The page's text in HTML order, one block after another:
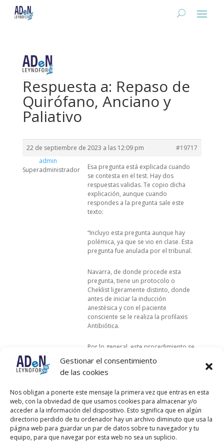
Gestionar el consentimiento
de las cookies
Nos obligan a ponerte este mensaje la primera vez que entras en esta
web, con la obviedad de que usamos cookies para almacenar y/o
acceder a la información del dispositivo. Esto significa que en algún
directorio perdido de tu ordenador hay un archivo diminuto que usa la
página web para guardar un par de datos sobre tu navegador y tu
equipo, para que navegar por esta web no sea un suplicio.
Respuesta a: Repaso de
Quirófano, Anciano y
Paliativo
22 de septiembre de 2023 a las 12:09 pm
#19717
admin
Superadministrador
Esa pregunta está explicada cuando
se contesta en el test. Hay dos
respuestas validas. Te copio dicha
explicación, aunque cuando
respondes a la pregunta sale este
texto:
“Incluyo esta pregunta aunque hay
polémica, ya que se vio en clase. Esta
pregunta fue anulada por el tribunal.
Navarra, de donde procede esta
pregunta, tiene un protocolo o
Cheklist ligeramente distinto, donde
antes de iniciar la inducción
anestésica y con el paciente
consciente se le realiza la profilaxis
Antibiótica.
Por lo general, este procedimiento se
cheklist, después de la inducción de
la anestesia.
Es por ello que las Ayunas (que se
sobreentienden antes de una
inducción anestésica) podrían
considerarse como respuesta
incorrecta o correcta, dependiendo
del criterio del tribunal al no estar